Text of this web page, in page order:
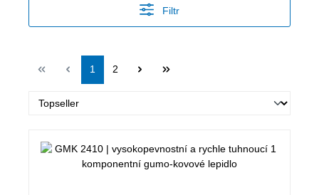
Filtr
Strana
1 Strana
2